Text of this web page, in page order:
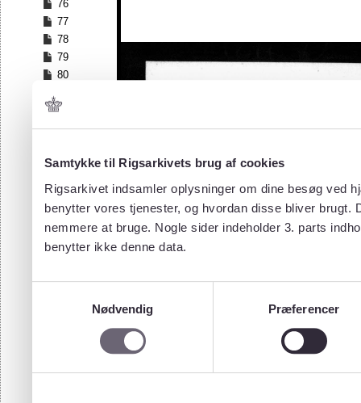
Samtykke til Rigsarkivets brug af cookies
Rigsarkivet indsamler oplysninger om dine besøg ved
benytter vores tjenester, og hvordan disse bliver
nemmere at bruge. Nogle sider indeholder 3. parts
benytter ikke denne data.
Nødvendig
Præferencer
76
77
78
79
80
82
83
85
87
88
89
90
97